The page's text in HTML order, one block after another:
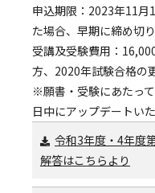
申込期限：2023年11
た場合、早期に締め切り
受講及受験費用：
方、2020年試験合格の
※願書・受験にあたっ
日中にアップデートいた
令和3年度・4年度
解答はこちらより